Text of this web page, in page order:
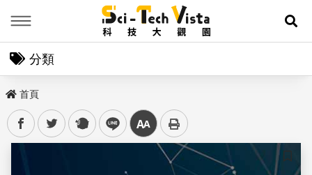
展
分類
首頁
facebooktwitter plurk line 中
儲存